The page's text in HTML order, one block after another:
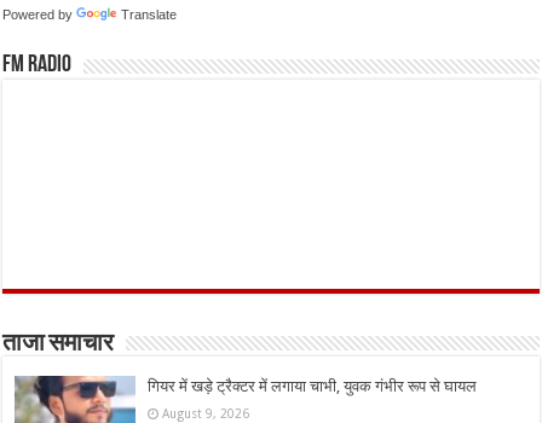
Powered by Translate
FM Radio
ताजा समाचार
गियर में खड़े ट्रैक्टर में लगाया चाभी, युवक गंभीर रूप से घायल
August 9, 2026